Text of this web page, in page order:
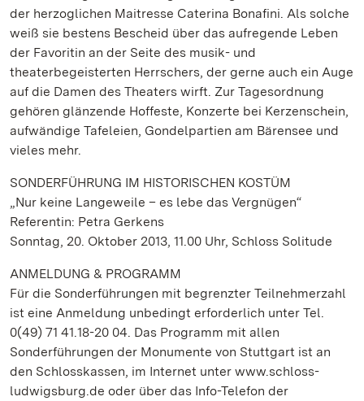
der herzoglichen Maitresse Caterina Bonafini. Als solche
weiß sie bestens Bescheid über das aufregende Leben
der Favoritin an der Seite des musik- und
theaterbegeisterten Herrschers, der gerne auch ein Auge
auf die Damen des Theaters wirft. Zur Tagesordnung
gehören glänzende Hoffeste, Konzerte bei Kerzenschein,
aufwändige Tafeleien, Gondelpartien am Bärensee und
vieles mehr.
SONDERFÜHRUNG IM HISTORISCHEN KOSTÜM
„Nur keine Langeweile – es lebe das Vergnügen“
Referentin: Petra Gerkens
Sonntag, 20. Oktober 2013, 11.00 Uhr, Schloss Solitude
ANMELDUNG & PROGRAMM
Für die Sonderführungen mit begrenzter Teilnehmerzahl
ist eine Anmeldung unbedingt erforderlich unter Tel.
0(49) 71 41.18-20 04. Das Programm mit allen
Sonderführungen der Monumente von Stuttgart ist an
den Schlosskassen, im Internet unter www.schloss-
ludwigsburg.de oder über das Info-Telefon der